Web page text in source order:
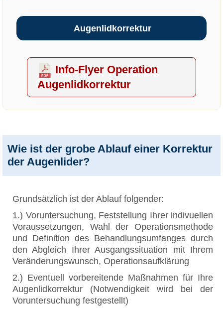
Augenlidkorrektur
Info-Flyer Operation
Augenlidkorrektur
Wie ist der grobe Ablauf einer Korrektur
der Augenlider?
Grundsätzlich ist der Ablauf folgender:
1.) Voruntersuchung, Feststellung Ihrer indivuellen
Voraussetzungen, Wahl der Operationsmethode
und Definition des Behandlungsumfanges durch
den Abgleich Ihrer Ausgangssituation mit Ihrem
Veränderungswunsch, Operationsaufklärung
2.) Eventuell vorbereitende Maßnahmen für Ihre
Augenlidkorrektur (Notwendigkeit wird bei der
Voruntersuchung festgestellt)